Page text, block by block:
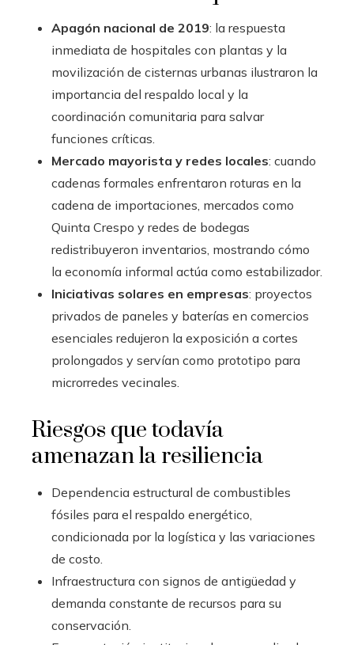
Apagón nacional de 2019: la respuesta
inmediata de hospitales con plantas y la
movilización de cisternas urbanas ilustraron la
importancia del respaldo local y la
coordinación comunitaria para salvar
funciones críticas.
Mercado mayorista y redes locales: cuando
cadenas formales enfrentaron roturas en la
cadena de importaciones, mercados como
Quinta Crespo y redes de bodegas
redistribuyeron inventarios, mostrando cómo
la economía informal actúa como estabilizador.
Iniciativas solares en empresas: proyectos
privados de paneles y baterías en comercios
esenciales redujeron la exposición a cortes
prolongados y servían como prototipo para
microrredes vecinales.
Riesgos que todavía
amenazan la resiliencia
Dependencia estructural de combustibles
fósiles para el respaldo energético,
condicionada por la logística y las variaciones
de costo.
Infraestructura con signos de antigüedad y
demanda constante de recursos para su
conservación.